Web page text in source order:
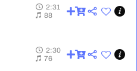
2:31
2:31
88
2:30
2:30
76